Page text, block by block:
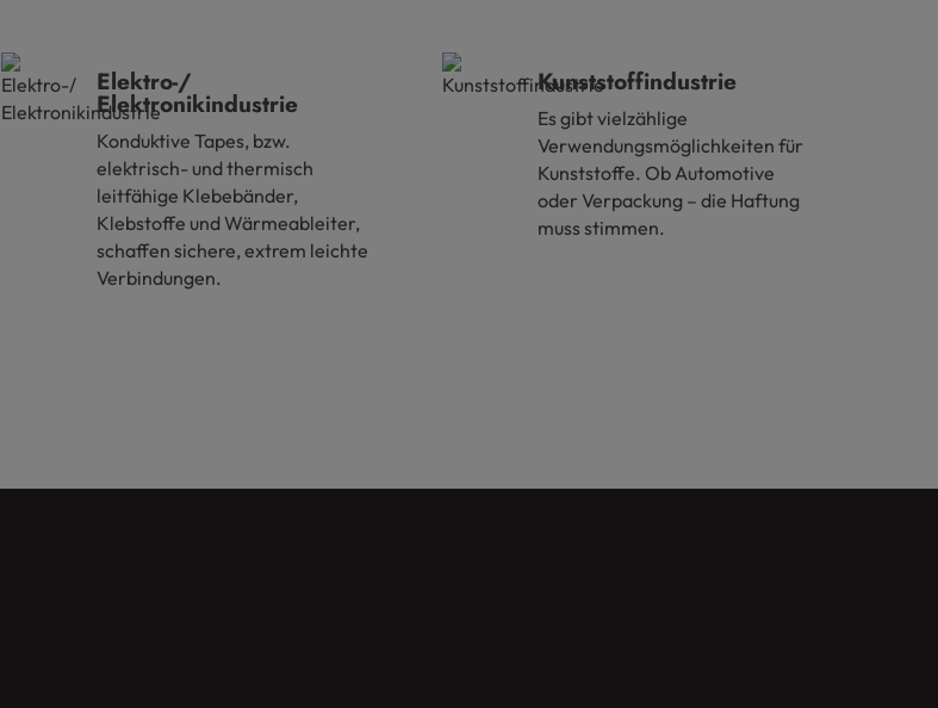
Elektro-/
Elektronikindustrie
Konduktive Tapes, bzw.
elektrisch- und thermisch
leitfähige Klebebänder,
Klebstoffe und Wärmeableiter,
schaffen sichere, extrem leichte
Verbindungen.
Kunststoffindustrie
Es gibt vielzählige
Verwendungsmöglichkeiten für
Kunststoffe. Ob Automotive
oder Verpackung – die Haftung
muss stimmen.